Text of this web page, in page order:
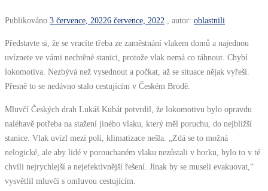
Publikováno 3 července, 20226 července, 2022 , autor: oblastnili
Představte si, že se vracíte třeba ze zaměstnání vlakem domů a najednou
uvíznete ve vámi nechtěné stanici, protože vlak nemá co táhnout. Chybí
lokomotiva. Nezbývá než vysednout a počkat, až se situace nějak vyřeší.
Přesně to se nedávno stalo cestujícím v Českém Brodě.
Mluvčí Českých drah Lukáš Kubát potvrdil, že lokomotivu bylo opravdu
naléhavě potřeba na stažení jiného vlaku, který měl poruchu, do nejbližší
stanice. Vlak uvízl mezi poli, klimatizace nešla. „Zdá se to možná
nelogické, ale aby lidé v porouchaném vlaku nezůstali v horku, bylo to v té
chvíli nejrychlejší a nejefektivnější řešení. Jinak by se museli evakuovat,“
vysvětlil mluvčí s omluvou cestujícím.